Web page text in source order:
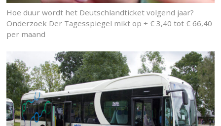
Hoe duur wordt het Deutschlandticket volgend jaar?
Onderzoek Der Tagesspiegel mikt op + € 3,40 tot € 66,40
per maand